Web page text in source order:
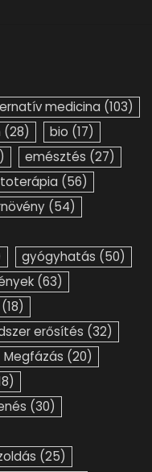
medicina (103)
(28) bio (17)
emésztés (27)
(56)
(54)
gyógyhatás (50)
(63)
(18)
erősítés (32)
Megfázás (20)
(30)
(25)